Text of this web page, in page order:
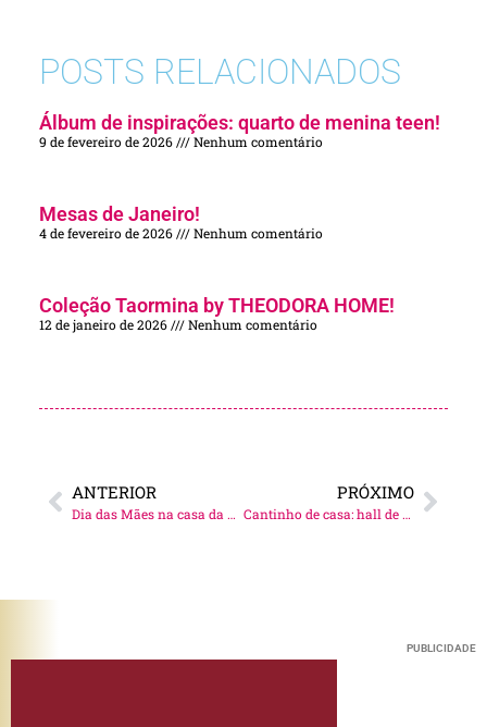
POSTS RELACIONADOS
Álbum de inspirações: quarto de menina teen!
9 de fevereiro de 2026 Nenhum comentário
Mesas de Janeiro!
4 de fevereiro de 2026 Nenhum comentário
Coleção Taormina by THEODORA HOME!
12 de janeiro de 2026 Nenhum comentário
ANTERIOR
Dia das Mães na casa da vovó Mati!
PRÓXIMO
Cantinho de casa: hall de entrada!
PUBLICIDADE